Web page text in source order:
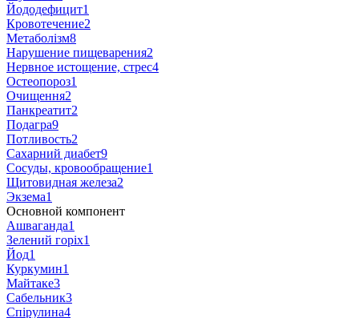
Йододефицит1
Кровотечение2
Метаболізм8
Нарушение пищеварения2
Нервное истощение, стрес4
Остеопороз1
Очищення2
Панкреатит2
Подагра9
Потливость2
Сахарний диабет9
Сосуды, кровообращение1
Щитовидная железа2
Экзема1
Основной компонент
Ашваганда1
Зелений горіх1
Йод1
Куркумин1
Майтаке3
Сабельник3
Спірулина4